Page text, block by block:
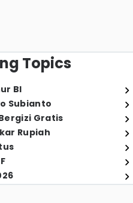
Topics
BI
Subianto
Gratis
Rupiah